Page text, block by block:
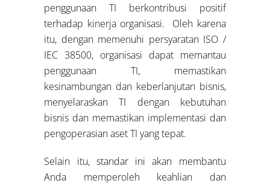
penggunaan TI berkontribusi positif
terhadap kinerja organisasi. Oleh karena
itu, dengan memenuhi persyaratan ISO /
IEC 38500, organisasi dapat memantau
penggunaan TI, memastikan
kesinambungan dan keberlanjutan bisnis,
menyelaraskan TI dengan kebutuhan
bisnis dan memastikan implementasi dan
pengoperasian aset TI yang tepat.
Selain itu, standar ini akan membantu
Anda memperoleh keahlian dan